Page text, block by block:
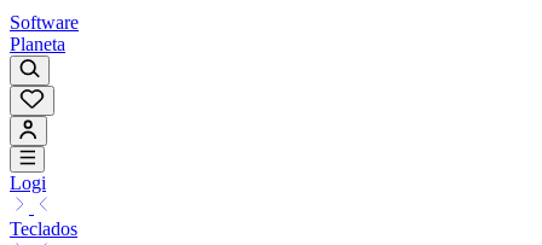
Software
Planeta
Logi
Teclados